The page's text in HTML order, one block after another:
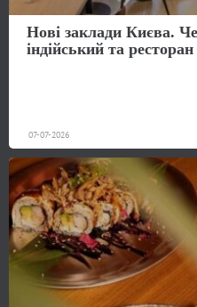
Нові заклади Києва.
індійський та
07-07-2026